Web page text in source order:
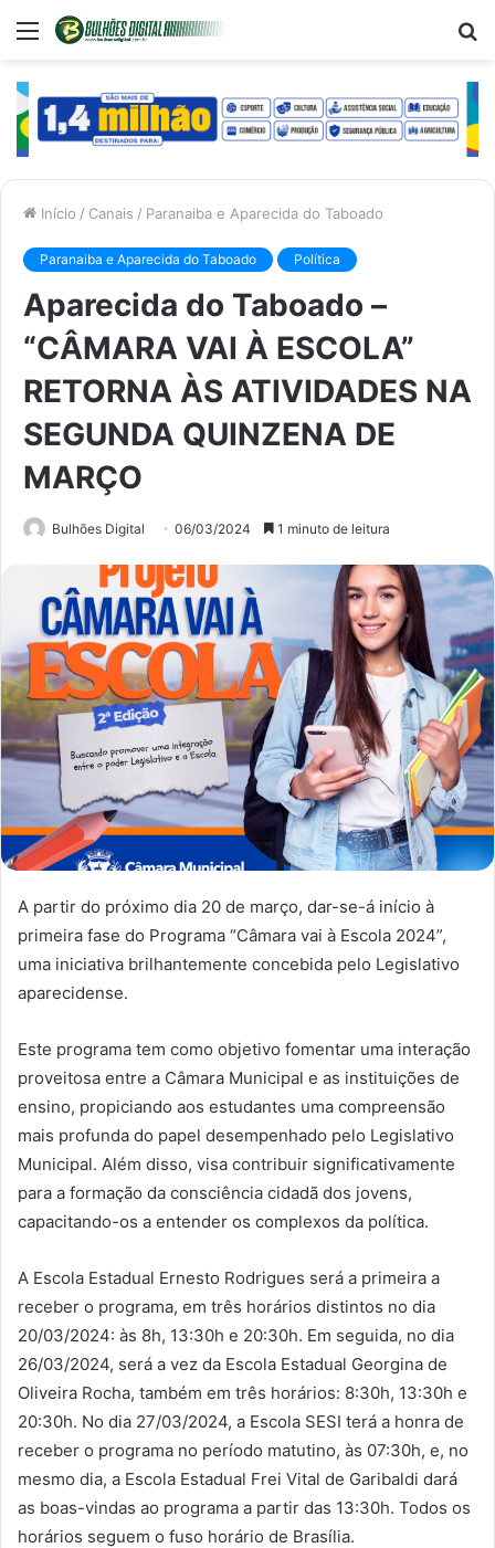
Menu
Início / Canais / Paranaiba e Aparecida do Taboado
Paranaiba e Aparecida do Taboado Política
Aparecida do Taboado –
“CÂMARA VAI À ESCOLA”
RETORNA ÀS ATIVIDADES NA
SEGUNDA QUINZENA DE
MARÇO
Bulhões Digital 06/03/2024 1 minuto de leitura
A partir do próximo dia 20 de março, dar-se-á início à
primeira fase do Programa “Câmara vai à Escola 2024”,
uma iniciativa brilhantemente concebida pelo Legislativo
aparecidense.
Este programa tem como objetivo fomentar uma interação
proveitosa entre a Câmara Municipal e as instituições de
ensino, propiciando aos estudantes uma compreensão
mais profunda do papel desempenhado pelo Legislativo
Municipal. Além disso, visa contribuir significativamente
para a formação da consciência cidadã dos jovens,
capacitando-os a entender os complexos da política.
A Escola Estadual Ernesto Rodrigues será a primeira a
receber o programa, em três horários distintos no dia
20/03/2024: às 8h, 13:30h e 20:30h. Em seguida, no dia
26/03/2024, será a vez da Escola Estadual Georgina de
Oliveira Rocha, também em três horários: 8:30h, 13:30h e
20:30h. No dia 27/03/2024, a Escola SESI terá a honra de
receber o programa no período matutino, às 07:30h, e, no
mesmo dia, a Escola Estadual Frei Vital de Garibaldi dará
as boas-vindas ao programa a partir das 13:30h. Todos os
horários seguem o fuso horário de Brasília.